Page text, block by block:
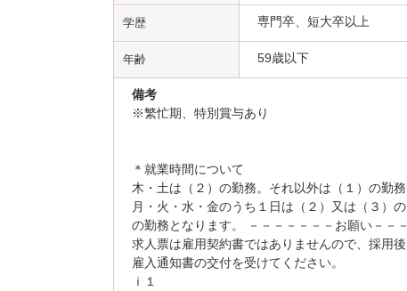
学歴 専門卒、短大卒以上
年齢 59歳以下
備考
※繁忙期、特別賞与あり
＊就業時間について
木・土は（２）の勤務。それ以外は（１）の勤
月・火・水・金のうち１日は（２）又は（３）
の勤務となります。 －－－－－－－お願い－－
求人票は雇用契約書ではありませんので、採用
雇入通知書の交付を受けてください。
ｉ１